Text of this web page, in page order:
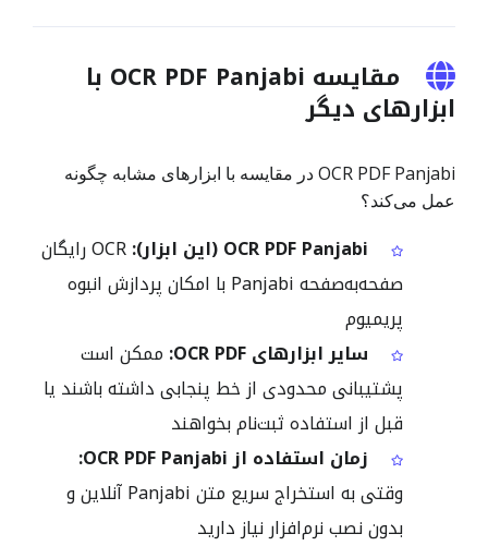
مقایسه OCR PDF Panjabi با
ابزارهای دیگر
OCR PDF Panjabi در مقایسه با ابزارهای مشابه چگونه
عمل می‌کند؟
OCR PDF Panjabi (این ابزار):
OCR رایگان
صفحه‌به‌صفحه Panjabi با امکان پردازش انبوه
پریمیوم
سایر ابزارهای OCR PDF:
ممکن است
پشتیبانی محدودی از خط پنجابی داشته باشند یا
قبل از استفاده ثبت‌نام بخواهند
زمان استفاده از OCR PDF Panjabi:
وقتی به استخراج سریع متن Panjabi آنلاین و
بدون نصب نرم‌افزار نیاز دارید